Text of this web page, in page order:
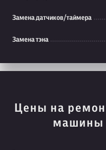
Замена датчиков/таймера
Замена тэна
Цены на
машины